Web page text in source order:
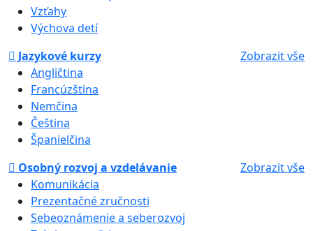
Vzťahy
Výchova detí
Jazykové kurzy
Zobrazit vše
Angličtina
Francúzština
Nemčina
Čeština
Španielčina
Osobný rozvoj a vzdelávanie
Zobrazit vše
Komunikácia
Prezentačné zručnosti
Sebeoznámenie a seberozvoj